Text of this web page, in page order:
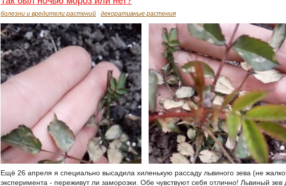
болезни и вредители растений декоративные растения
Ещё 26 апреля я специально высадила хиленькую рассаду львиного зева (не
эксперимента - переживут ли заморозки. Обе чувствуют себя отлично! Львиный зев